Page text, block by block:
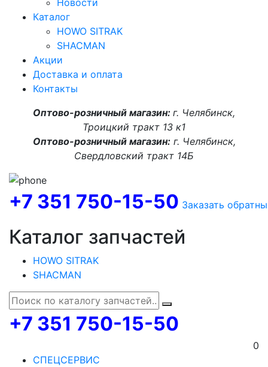
Каталог
HOWO SITRAK
SHACMAN
Акции
Доставка и оплата
Контакты
Оптово-розничный магазин: г. Челябинск,
Троицкий тракт 13 к1
Оптово-розничный магазин:г. Челябинск,
Свердловский тракт 14Б
+7 351 750-15-50 Заказать
Каталог запчастей
HOWO SITRAK
SHACMAN
+7 351 750-15-50
0
СПЕЦСЕРВИС